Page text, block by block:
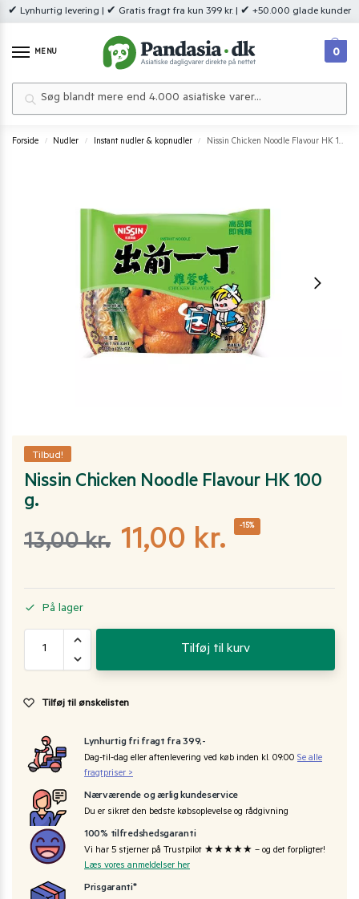
✔ Lynhurtig levering | ✔ Gratis fragt fra kun 399 kr. | ✔ +50.000 glade kunder
MENU 0
Forside / Nudler / Instant nudler & kopnudler / Nissin Chicken Noodle Flavour HK 100 g.
Tilbud!
Nissin Chicken Noodle Flavour HK 100
g.
13,00kr. 11,00 kr. -15%
På lager
Tilføj til kurv
Tilføj til ønskelisten
Lynhurtig fri fragt fra 399,-
Dag-til-dag eller aftenlevering ved køb inden kl. 09:00 Se alle
fragtpriser >
Nærværende og ærlig kundeservice
Du er sikret den bedste købsoplevelse og rådgivning
100% tilfredshedsgaranti
Vi har 5 stjerner på Trustpilot ★★★★★ – og det forpligter!
Læs vores anmeldelser her
Prisgaranti*